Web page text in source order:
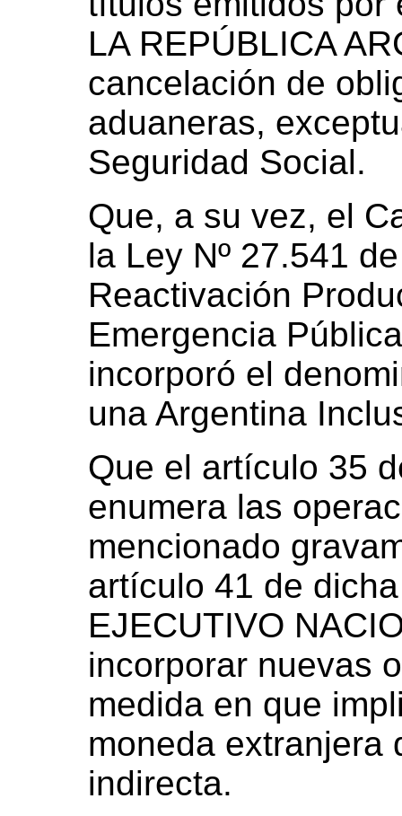
LA REPÚBLICA
cancelación de
aduaneras,
Seguridad Social.
Que, a su vez, el
la Ley Nº 27.541
Reactivación
Emergencia
incorporó el
una Argentina
Que el artículo 35
enumera las
mencionado
artículo 41 de
EJECUTIVO
incorporar nuevas
medida en que
moneda extranjera
indirecta.